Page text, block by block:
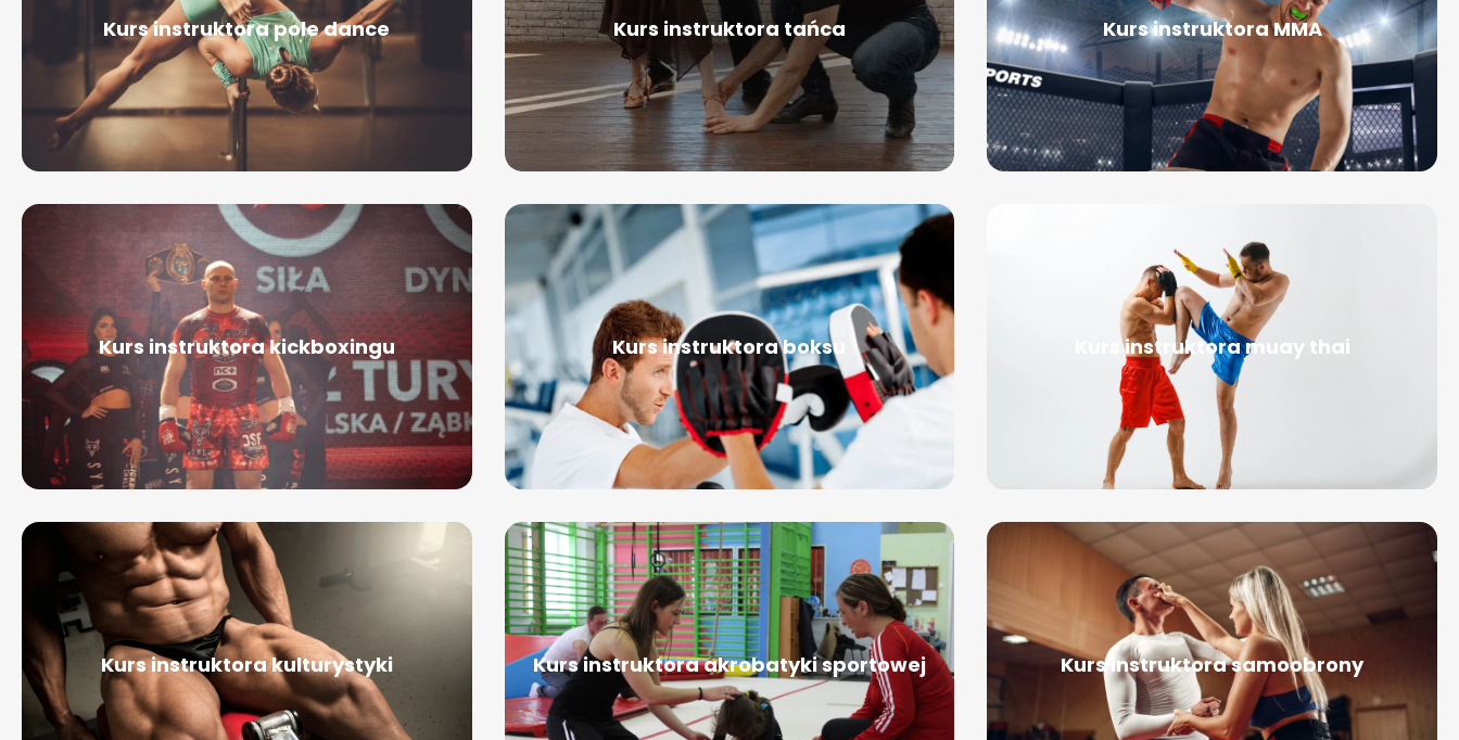
Kurs instruktora pole dance Kurs instruktora tańca Kurs instruktora MMA
Kurs instruktora kickboxingu Kurs instruktora boksu Kurs instruktora muay thai
Kurs instruktora kulturystyki Kurs instruktora akrobatyki sportowej Kurs instruktora samoobrony